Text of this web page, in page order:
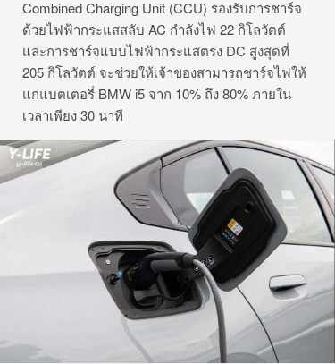
Combined Charging Unit (CCU) รองรับการชาร์จ
ด้วยไฟฟ้ากระแสสลับ AC กำลังไฟ 22 กิโลวัตต์
และการชาร์จแบบไฟฟ้ากระแสตรง DC สูงสุดที่
205 กิโลวัตต์ จะช่วยให้เจ้าของสามารถชาร์จไฟให้
แก่แบตเตอรี่ BMW i5 จาก 10% ถึง 80% ภายใน
เวลาเพียง 30 นาที